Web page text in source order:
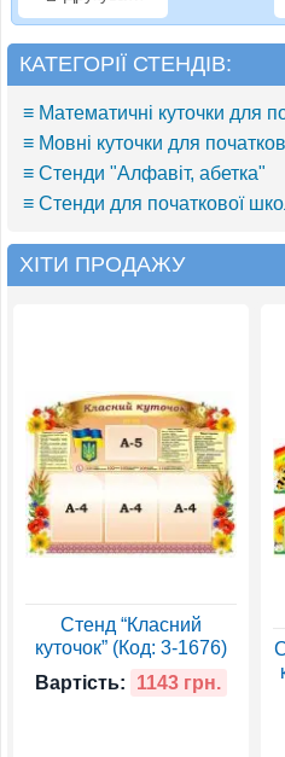
КАТЕГОРІЇ СТЕНДІВ:
≡ Математичні куточки для
≡ Мовні куточки для
≡ Стенди "Алфавіт, абетка"
≡ Стенди для початкової
ХІТИ ПРОДАЖУ
Стенд “Класний
куточок” (Код: 3-1676)
Вартість:
1143 грн.